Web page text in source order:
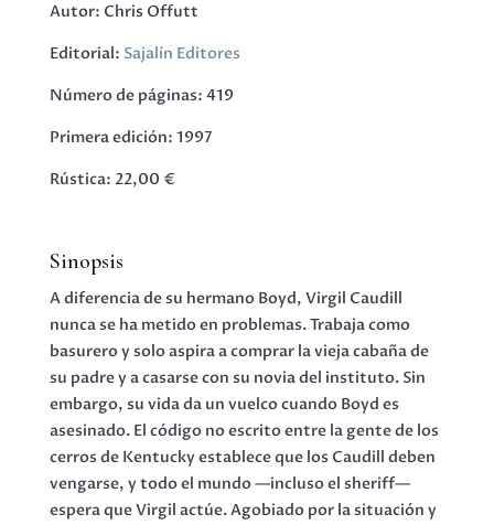
Autor: Chris Offutt
Editorial: Sajalín Editores
Número de páginas: 419
Primera edición: 1997
Rústica: 22,00 €
Sinopsis
A diferencia de su hermano Boyd, Virgil Caudill
nunca se ha metido en problemas. Trabaja como
basurero y solo aspira a comprar la vieja cabaña de
su padre y a casarse con su novia del instituto. Sin
embargo, su vida da un vuelco cuando Boyd es
asesinado. El código no escrito entre la gente de los
cerros de Kentucky establece que los Caudill deben
vengarse, y todo el mundo —incluso el sheriff—
espera que Virgil actúe. Agobiado por la situación y